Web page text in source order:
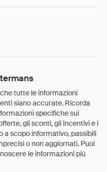
tutte le informazioni
siano accurate. Ricorda
specifiche sui
gli sconti, gli incentivi e i
a scopo informativo, passibili
o non aggiornati. Puoi
le informazioni più